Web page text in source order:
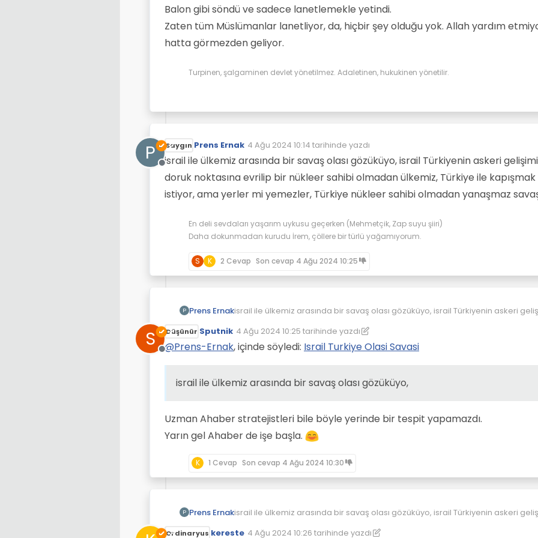
rağmen hem de.
İyi ki NATO ülkesiyiz. İsrail gibi bir ülkeye yem olmak istemezdim. NATO üyesi
inşaa etmeye çalıştığımız nükleer santrallerimizi bombalayabilirlerdi.
Öyle deme, cumhurbaşkanımız kahvehane dayılarının gazını almaya bayılır.
Yoksa nasıl oy toplasın. İçinden kesinlikle "İsrail nasıl olsa iki gün sonra beni unutur"
diyordur.
Balon gibi söndü ve sadece lanetlemekle yetindi.
Zaten tüm Müslümanlar lanetliyor, da, hiçbir şey olduğu yok. Allah yardım
hatta görmezden geliyor.
Turpinen, şalgaminen devlet yönetilmez. Adaletinen, hukukinen yönetilir.
P
Çevrimdışı
Saygın Prens Ernak 4 Ağu 2024 10:14 tarihinde yazdı
Son düzenleyen:
israil ile ülkemiz arasında bir savaş olası gözüküyo, israil Türkiyenin askeri
doruk noktasına evrilip bir nükleer sahibi olmadan ülkemiz, Türkiye ile kapışmak
istiyor, ama yerler mi yemezler, Türkiye nükleer sahibi olmadan yanaşmaz
En deli sevdaları yaşarım uykusu geçerken (Mehmetçik, Zap suyu şiiri)
Daha dokunmadan kurudu İrem, çöllere bir türlü yağamıyorum.
S K 2 Cevap Son cevap 4 Ağu 2024 10:25
P Prens Ernakisrail ile ülkemiz arasında bir savaş olası gözüküyo, israil Türkiyenin askeri
istiyor, ama yerler mi yemezler, Türkiye nükleer sahibi olmadan yanaşmaz
S
Çevrimdışı
Düşünür Sputnik 4 Ağu 2024 10:25 tarihinde yazdı
Son düzenleyen: Sputnik8 Nis 2024 10:26
@Prens-Ernak, içinde söyledi: Israil Turkiye Olasi Savasi
israil ile ülkemiz arasında bir savaş olası gözüküyo,
Uzman Ahaber stratejistleri bile böyle yerinde bir tespit yapamazdı.
Yarın gel Ahaber de işe başla.
K 1 Cevap Son cevap 4 Ağu 2024 10:30
P Prens Ernakisrail ile ülkemiz arasında bir savaş olası gözüküyo, israil Türkiyenin askeri
istiyor, ama yerler mi yemezler, Türkiye nükleer sahibi olmadan yanaşmaz
Ordinaryus kereste 4 Ağu 2024 10:26 tarihinde yazdı